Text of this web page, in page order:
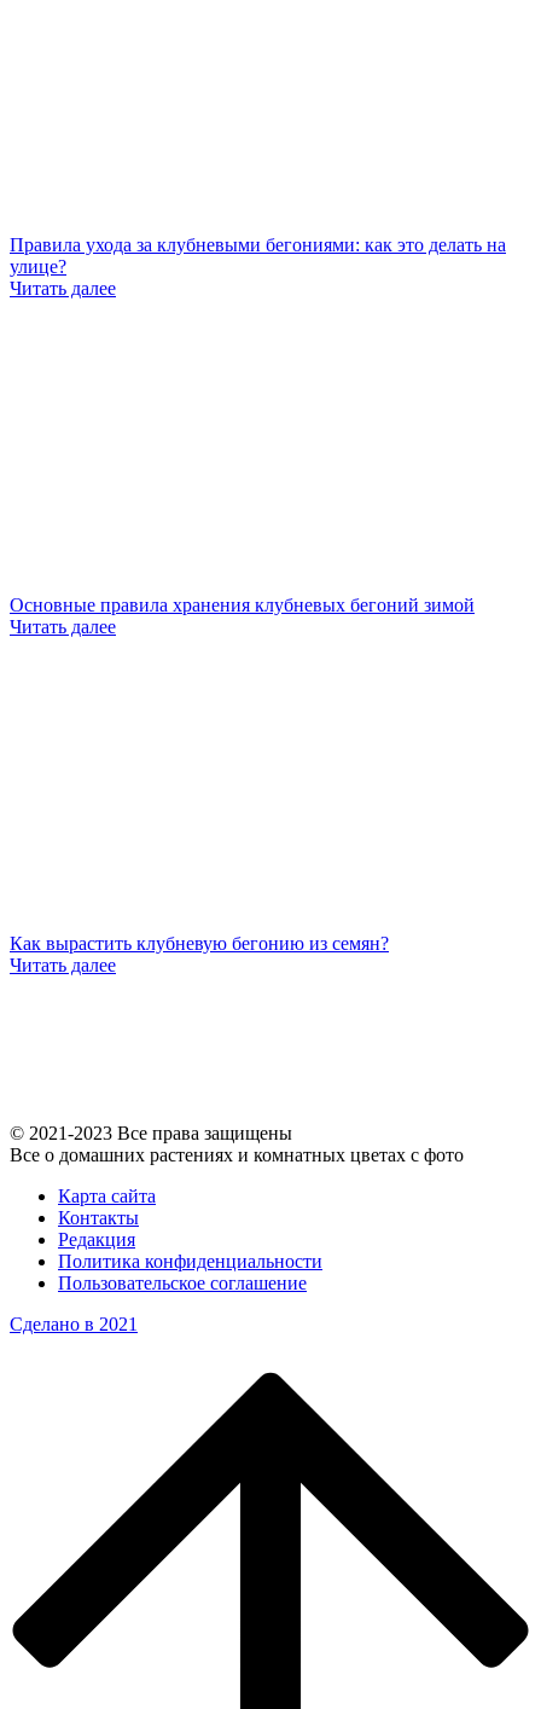
Правила ухода за клубневыми бегониями: как это делать на
улице?
Читать далее
Основные правила хранения клубневых бегоний зимой
Читать далее
Как вырастить клубневую бегонию из семян?
Читать далее
© 2021-2023 Все права защищены
Все о домашних растениях и комнатных цветах с фото
Карта сайта
Контакты
Редакция
Политика конфиденциальности
Пользовательское соглашение
Сделано в 2021